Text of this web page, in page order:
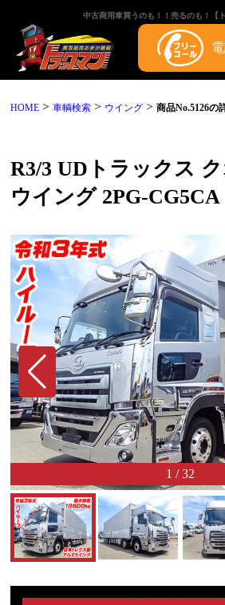
中古商用車買うのも！！売るのも！【
HOME >車輌検索 > ウイング >商品No.5126の
R3/3 UDトラックス
ウイング 2PG-CG5CA
1 /32